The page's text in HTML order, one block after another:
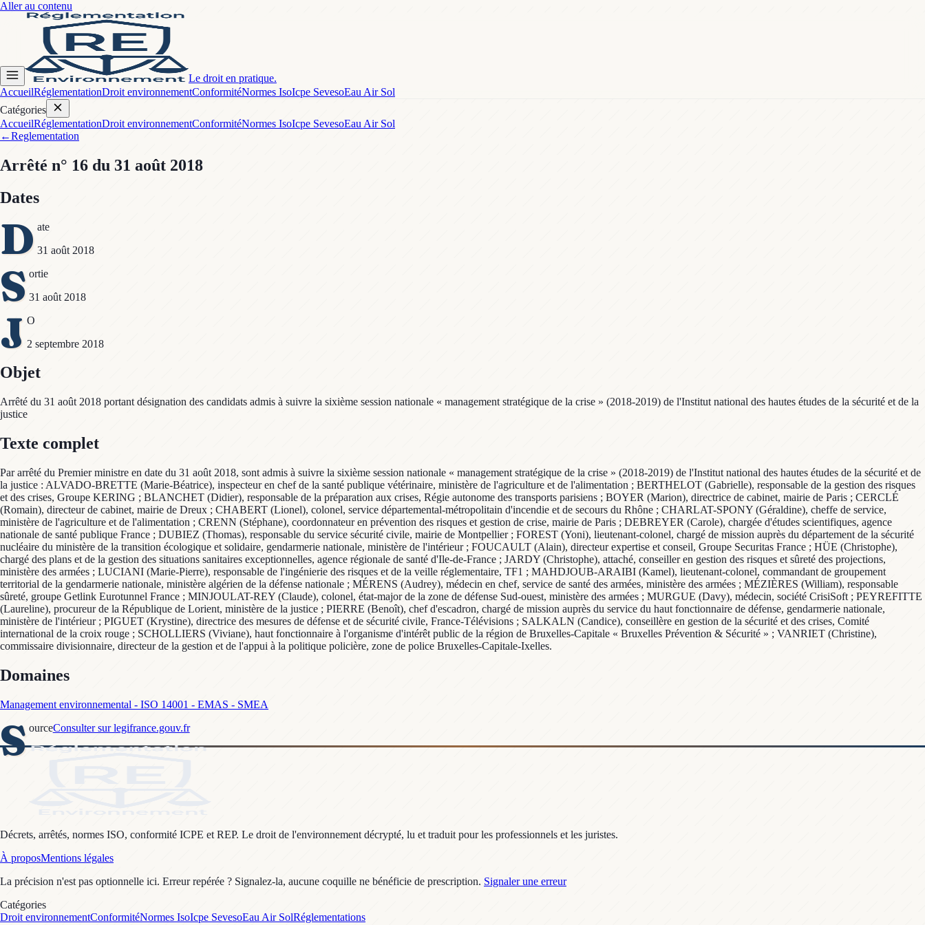
Aller au contenu
Le droit en pratique.
AccueilRéglementationDroit environnementConformitéNormes IsoIcpe SevesoEau Air Sol
Catégories
AccueilRéglementationDroit environnementConformitéNormes IsoIcpe SevesoEau Air Sol
←Reglementation
Arrêté n° 16 du 31 août 2018
Dates
D ate
31 août 2018
S ortie
31 août 2018
J O
2 septembre 2018
Objet
Arrêté du 31 août 2018 portant désignation des candidats admis à suivre la sixième session nationale « management stratégique de la crise » (2018-2019) de l'Institut national des hautes études de la sécurité et de la
justice
Texte complet
Par arrêté du Premier ministre en date du 31 août 2018, sont admis à suivre la sixième session nationale « management stratégique de la crise » (2018-2019) de l'Institut national des hautes études de la sécurité et de
la justice : ALVADO-BRETTE (Marie-Béatrice), inspecteur en chef de la santé publique vétérinaire, ministère de l'agriculture et de l'alimentation ; BERTHELOT (Gabrielle), responsable de la gestion des risques
et des crises, Groupe KERING ; BLANCHET (Didier), responsable de la préparation aux crises, Régie autonome des transports parisiens ; BOYER (Marion), directrice de cabinet, mairie de Paris ; CERCLÉ
(Romain), directeur de cabinet, mairie de Dreux ; CHABERT (Lionel), colonel, service départemental-métropolitain d'incendie et de secours du Rhône ; CHARLAT-SPONY (Géraldine), cheffe de service,
ministère de l'agriculture et de l'alimentation ; CRENN (Stéphane), coordonnateur en prévention des risques et gestion de crise, mairie de Paris ; DEBREYER (Carole), chargée d'études scientifiques, agence
nationale de santé publique France ; DUBIEZ (Thomas), responsable du service sécurité civile, mairie de Montpellier ; FOREST (Yoni), lieutenant-colonel, chargé de mission auprès du département de la sécurité
nucléaire du ministère de la transition écologique et solidaire, gendarmerie nationale, ministère de l'intérieur ; FOUCAULT (Alain), directeur expertise et conseil, Groupe Securitas France ; HÜE (Christophe),
chargé des plans et de la gestion des situations sanitaires exceptionnelles, agence régionale de santé d'Ile-de-France ; JARDY (Christophe), attaché, conseiller en gestion des risques et sûreté des projections,
ministère des armées ; LUCIANI (Marie-Pierre), responsable de l'ingénierie des risques et de la veille réglementaire, TF1 ; MAHDJOUB-ARAIBI (Kamel), lieutenant-colonel, commandant de groupement
territorial de la gendarmerie nationale, ministère algérien de la défense nationale ; MÉRENS (Audrey), médecin en chef, service de santé des armées, ministère des armées ; MÉZIÈRES (William), responsable
sûreté, groupe Getlink Eurotunnel France ; MINJOULAT-REY (Claude), colonel, état-major de la zone de défense Sud-ouest, ministère des armées ; MURGUE (Davy), médecin, société CrisiSoft ; PEYREFITTE
(Laureline), procureur de la République de Lorient, ministère de la justice ; PIERRE (Benoît), chef d'escadron, chargé de mission auprès du service du haut fonctionnaire de défense, gendarmerie nationale,
ministère de l'intérieur ; PIGUET (Krystine), directrice des mesures de défense et de sécurité civile, France-Télévisions ; SALKALN (Candice), conseillère en gestion de la sécurité et des crises, Comité
international de la croix rouge ; SCHOLLIERS (Viviane), haut fonctionnaire à l'organisme d'intérêt public de la région de Bruxelles-Capitale « Bruxelles Prévention & Sécurité » ; VANRIET (Christine),
commissaire divisionnaire, directeur de la gestion et de l'appui à la politique policière, zone de police Bruxelles-Capitale-Ixelles.
Domaines
Management environnemental - ISO 14001 - EMAS - SMEA
S ourceConsulter sur legifrance.gouv.fr
Décrets, arrêtés, normes ISO, conformité ICPE et REP. Le droit de l'environnement décrypté, lu et traduit pour les professionnels et les juristes.
À proposMentions légales
La précision n'est pas optionnelle ici. Erreur repérée ? Signalez-la, aucune coquille ne bénéficie de prescription. Signaler une erreur
Catégories
Droit environnementConformitéNormes IsoIcpe SevesoEau Air SolRéglementations